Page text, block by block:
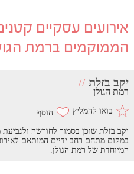
אירועים עסקיים
הממוקמים ברמת
יקב בזלת //
רמת הגולן
בואו להמליץ
יקב בזלת שוכן בסמוך לחורשה
במקום מתחם רחב ידיים המותאם
המיוחדת של רמת הגולן.